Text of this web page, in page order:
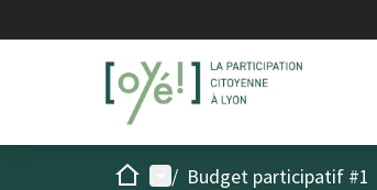
AccueilMenu principal
/ Budget participatif #1